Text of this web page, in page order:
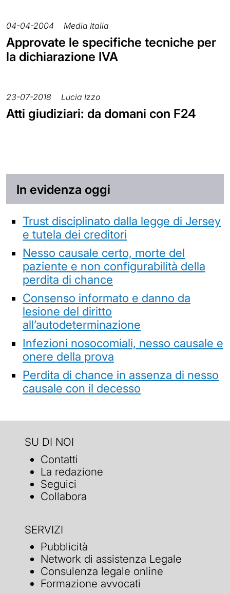
04-04-2004 Media Italia
Approvate le specifiche tecniche per
la dichiarazione IVA
23-07-2018 Lucia Izzo
Atti giudiziari: da domani con F24
In evidenza oggi
Trust disciplinato dalla legge di Jersey
e tutela dei creditori
Nesso causale certo, morte del
paziente e non configurabilità della
perdita di chance
Consenso informato e danno da
lesione del diritto
all’autodeterminazione
Infezioni nosocomiali, nesso causale e
onere della prova
Perdita di chance in assenza di nesso
causale con il decesso
SU DI NOI
Contatti
La redazione
Seguici
Collabora
SERVIZI
Pubblicità
Network di assistenza Legale
Consulenza legale online
Formazione avvocati